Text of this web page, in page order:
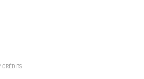
CRÉDITS